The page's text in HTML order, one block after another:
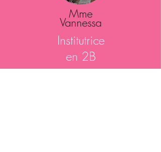
Mme
Vannessa
Institutrice
en 2B